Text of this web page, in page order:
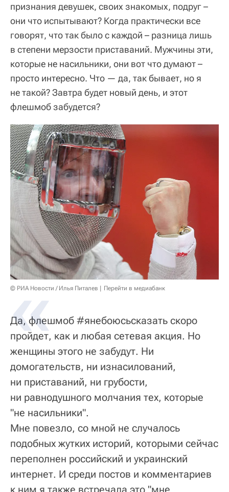
признания девушек, своих знакомых, подруг –
они что испытывают? Когда практически все
говорят, что так было с каждой – разница лишь
в степени мерзости приставаний. Мужчины эти,
которые не насильники, они вот что думают –
просто интересно. Что — да, так бывает, но я
не такой? Завтра будет новый день, и этот
флешмоб забудется?
© РИА Новости / Илья Питалев Перейти в медиабанк
Да, флешмоб #янебоюсьсказать скоро
пройдет, как и любая сетевая акция. Но
женщины этого не забудут. Ни
домогательств, ни изнасилований,
ни приставаний, ни грубости,
ни равнодушного молчания тех, которые
"не насильники".
Мне повезло, со мной не случалось
подобных жутких историй, которыми сейчас
переполнен российский и украинский
интернет. И среди постов и комментариев
к ним я также встречала это "мне